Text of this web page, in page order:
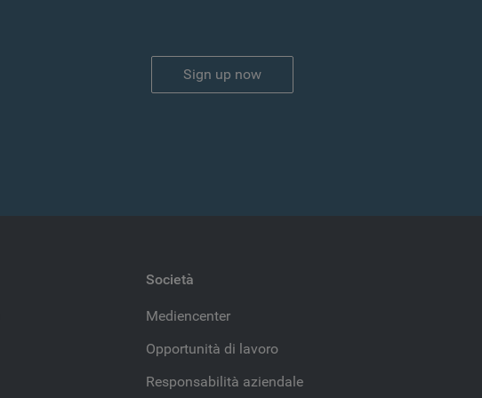
Sign up now
Società
Mediencenter
Opportunità di lavoro
Responsabilità aziendale